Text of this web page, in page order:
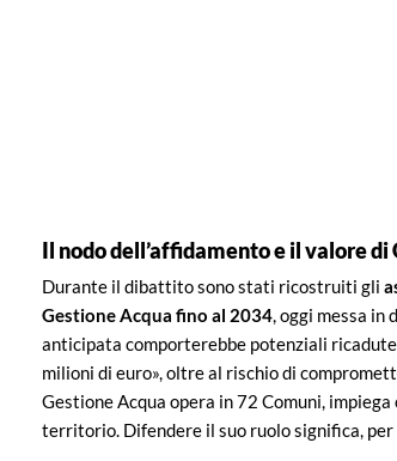
Il nodo dell’affidamento e il valore di
Durante il dibattito sono stati ricostruiti gli
Gestione Acqua fino al 2034, oggi messa in
anticipata comporterebbe potenziali
milioni di euro», oltre al rischio di
Gestione Acqua opera in 72 Comuni,
territorio. Difendere il suo ruolo significa,